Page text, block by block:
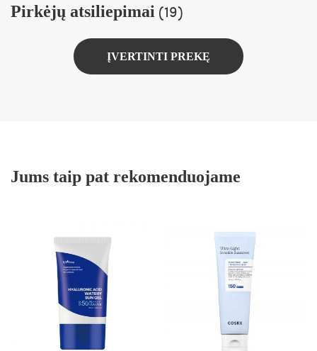
Pirkėjų atsiliepimai (19)
ĮVERTINTI PREKĘ
Jums taip pat rekomenduojame